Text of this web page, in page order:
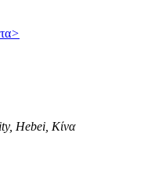
>
Hebei, Κίνα